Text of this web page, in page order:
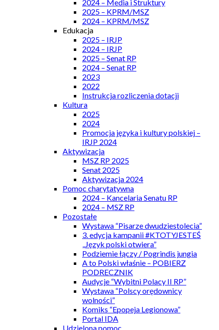
2024 – Media i Struktury
2025 – KPRM/MSZ
2024 – KPRM/MSZ
Edukacja
2025 – IRJP
2024 – IRJP
2025 – Senat RP
2024 – Senat RP
2023
2022
Instrukcja rozliczenia dotacji
Kultura
2025
2024
Promocja języka i kultury polskiej –
IRJP 2024
Aktywizacja
MSZ RP 2025
Senat 2025
Aktywizacja 2024
Pomoc charytatywna
2024 – Kancelaria Senatu RP
2024 – MSZ RP
Pozostałe
Wystawa “Pisarze dwudziestolecia”
3. edycja kampanii #KTOTYJESTEŚ
„Język polski otwiera”
Podziemie łączy / Pogrindis jungia
A to Polski właśnie – POBIERZ
PODRECZNIK
Audycje “Wybitni Polacy II RP”
Wystawa “Polscy orędownicy
wolności”
Komiks “Epopeja Legionowa”
Portal IDA
Udzielona pomoc